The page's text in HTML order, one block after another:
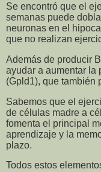
Se encontró que el
semanas puede
neuronas en el
que no realizan
Además de producir
ayudar a aumentar la
(Gpld1), que también
Sabemos que el
de células madre a
fomenta el principal
aprendizaje y la
plazo.
Todos estos